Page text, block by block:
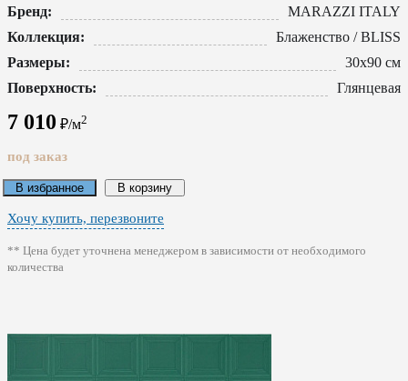
Бренд:
MARAZZI ITALY
Коллекция:
Блаженство / BLISS
Размеры:
30x90 см
Поверхность:
Глянцевая
7 010 ₽/м2
под заказ
В избранное В корзину
Хочу купить, перезвоните
** Цена будет уточнена менеджером в зависимости от необходимого
количества